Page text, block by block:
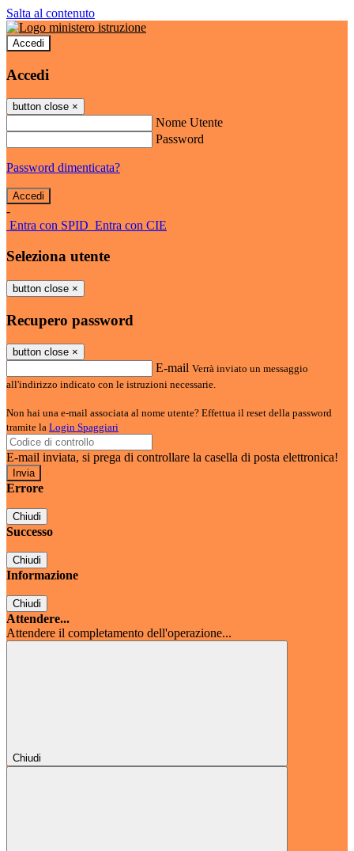
Salta al contenuto
Accedi
Accedi
button close ×
Nome Utente
Password
Password dimenticata?
-
Entra con SPID Entra con CIE
Seleziona utente
button close ×
Recupero password
button close ×
E-mail Verrà inviato un messaggio
all'indirizzo indicato con le istruzioni necessarie.
Non hai una e-mail associata al nome utente? Effettua il reset della password
tramite la Login Spaggiari
E-mail inviata, si prega di controllare la casella di posta elettronica!
Errore
Chiudi
Successo
Chiudi
Informazione
Chiudi
Attendere...
Attendere il completamento dell'operazione...
Chiudi